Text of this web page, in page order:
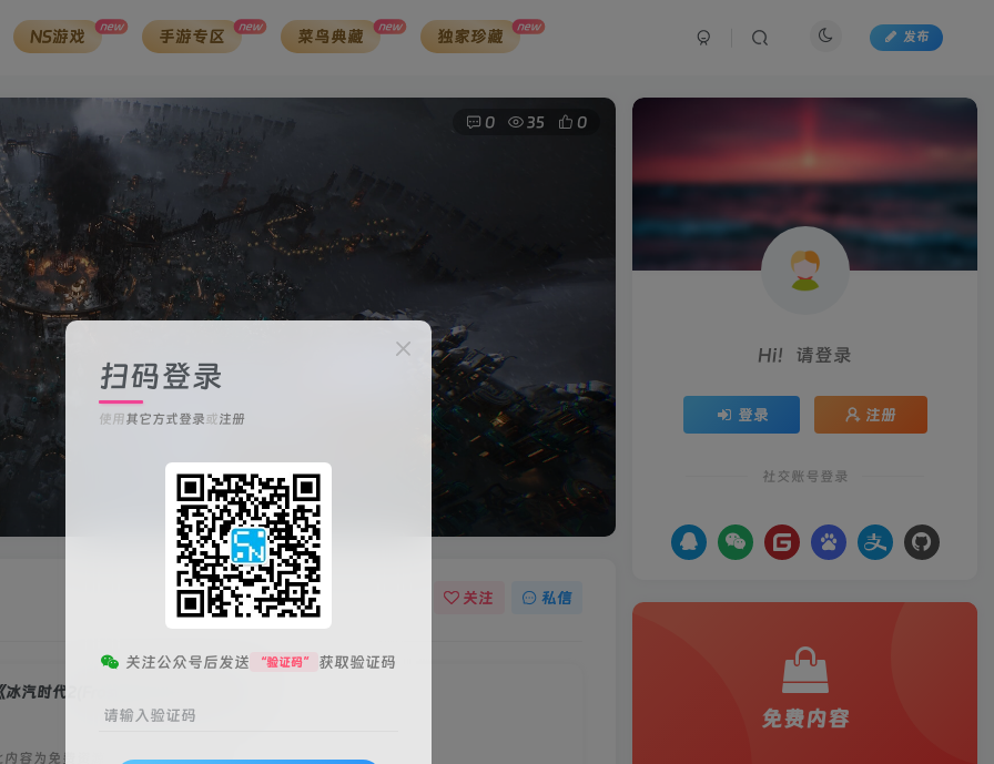
NS游戏 new 手游专区 new 菜鸟典藏 new 独家珍藏 new
发布
0 35 0
关注 私信
冰汽时代2(Frostpunk 2)》[v1.2.3]
内容为免费资源，请登录后查看
Hi！请登录
登录 注册
社交账号登录
免费内容
扫码登录
使用其它方式登录或注册
关注公众号后发送 “验证码” 获取验证码
请输入验证码